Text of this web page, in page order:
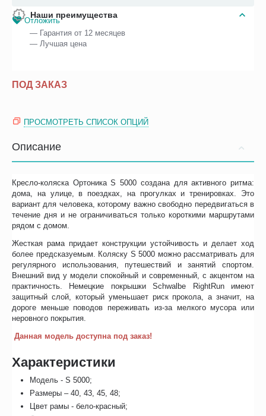
Отложить
Наши преимущества
— Гарантия от 12 месяцев
— Лучшая цена
ПОД ЗАКАЗ
ПРОСМОТРЕТЬ СПИСОК ОПЦИЙ
Описание
Кресло-коляска Ортоника S 5000 создана для активного ритма:
дома, на улице, в поездках, на прогулках и тренировках. Это
вариант для человека, которому важно свободно передвигаться в
течение дня и не ограничиваться только короткими маршрутами
рядом с домом.
Жесткая рама придает конструкции устойчивость и делает ход
более предсказуемым. Коляску S 5000 можно рассматривать для
регулярного использования, путешествий и занятий спортом.
Внешний вид у модели спокойный и современный, с акцентом на
практичность. Немецкие покрышки Schwalbe RightRun имеют
защитный слой, который уменьшает риск прокола, а значит, на
дороге меньше поводов переживать из-за мелкого мусора или
неровного покрытия.
Данная модель доступна под заказ!
Характеристики
Модель - S 5000;
Размеры – 40, 43, 45, 48;
Цвет рамы - бело-красный;